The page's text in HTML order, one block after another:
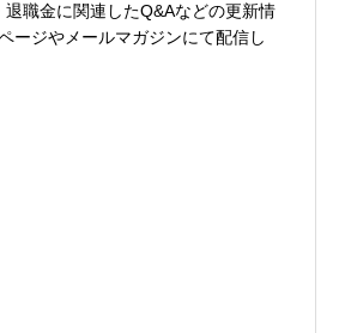
退職金に関連したQ&Aなどの更新情
ージやメールマガジンにて配信し